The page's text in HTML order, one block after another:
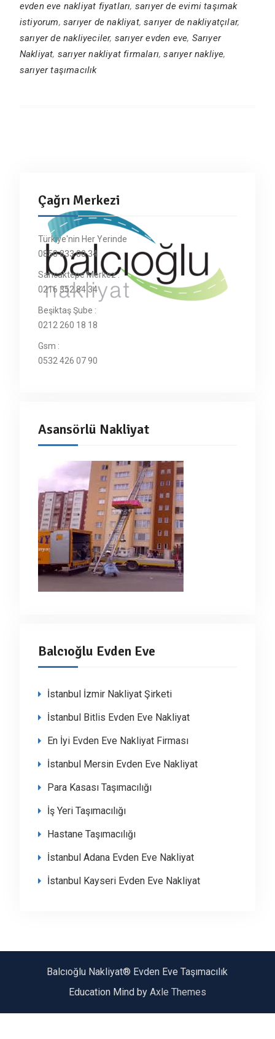
evden eve nakliyat fiyatları, sarıyer de evimi taşımak
istiyorum, sarıyer de nakliyat,sarıyer de nakliyatçılar,
sarıyer de nakliyeciler, sarıyer evden eve, Sarıyer
Nakliyat, sarıyer nakliyat firmaları,sarıyer nakliye,
sarıyer taşımacılık
Çağrı Merkezi
Türkiye'nin Her Yerinde
0850 833 00 34
Sancaktepe Merkez :
0216 352 84 34
Beşiktaş Şube :
0212 260 18 18
Gsm :
0532 426 07 90
Asansörlü Nakliyat
Balcıoğlu Evden Eve
İstanbul İzmir Nakliyat Şirketi
İstanbul Bitlis Evden Eve Nakliyat
En İyi Evden Eve Nakliyat Firması
İstanbul Mersin Evden Eve Nakliyat
Para Kasası Taşımacılığı
İş Yeri Taşımacılığı
Hastane Taşımacılığı
İstanbul Adana Evden Eve Nakliyat
İstanbul Kayseri Evden Eve Nakliyat
Balcıoğlu Nakliyat® Evden Eve Taşımacılık
Education Mind by Axle Themes